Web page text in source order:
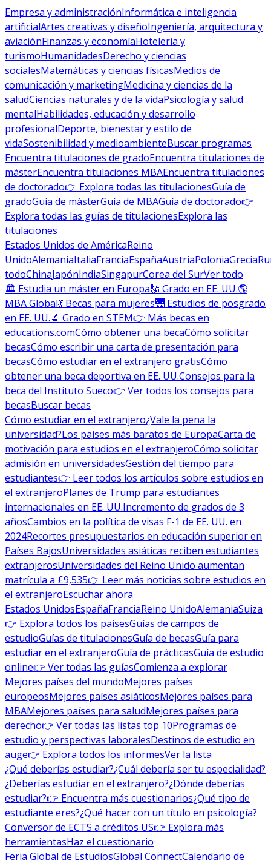
Empresa y administraciónInformática e inteligencia
artificialArtes creativas y diseñoIngeniería, arquitectura y
aviaciónFinanzas y economíaHotelería y
turismoHumanidadesDerecho y ciencias
socialesMatemáticas y ciencias físicasMedios de
comunicación y marketingMedicina y ciencias de la
saludCiencias naturales y de la vidaPsicología y salud
mentalHabilidades, educación y desarrollo
profesionalDeporte, bienestar y estilo de
vidaSostenibilidad y medioambienteBuscar programas
Encuentra titulaciones de gradoEncuentra titulaciones de
másterEncuentra titulaciones MBAEncuentra titulaciones
de doctorado👉 Explora todas las titulacionesGuía de
gradoGuía de másterGuía de MBAGuía de doctorado👉
Explora todas las guías de titulacionesExplora las
titulaciones
Estados Unidos de AméricaReino
UnidoAlemaniaItaliaFranciaEspañaAustriaPoloniaGrecia
todoChinaJapónIndiaSingapurCorea del SurVer todo
🏛 Estudia un máster en Europa🗽 Grado en EE. UU.🌎
MBA Global💃 Becas para mujeres🌉 Estudios de posgrado
en EE. UU.🔬 Grado en STEM👉 Más becas en
educations.comCómo obtener una becaCómo solicitar
becasCómo escribir una carta de presentación para
becasCómo estudiar en el extranjero gratisCómo
obtener una beca deportiva en EE. UU.Consejos para la
beca del Instituto Sueco👉 Ver todos los consejos para
becasBuscar becas
Cómo estudiar en el extranjero¿Vale la pena la
universidad?Los países más baratos de EuropaCarta de
motivación para estudios en el extranjeroCómo solicitar
admisión en universidadesGestión del tiempo para
estudiantes👉 Leer todos los artículos sobre estudios en
el extranjeroPlanes de Trump para estudiantes
internacionales en EE. UU.Incremento de grados de 3
añosCambios en la política de visas F-1 de EE. UU. en
2024Recortes presupuestarios en educación superior en
Países BajosUniversidades asiáticas reciben estudiantes
extranjerosUniversidades del Reino Unido aumentan
matrícula a £9,535👉 Leer más noticias sobre estudios en
el extranjeroEscuchar ahora
Estados UnidosEspañaFranciaReino UnidoAlemaniaSuiza
👉 Explora todos los paísesGuías de campos de
estudioGuías de titulacionesGuía de becasGuía para
estudiar en el extranjeroGuía de prácticasGuía de estudio
online👉 Ver todas las guíasComienza a explorar
Mejores países del mundoMejores países
europeosMejores países asiáticosMejores países para
MBAMejores países para saludMejores países para
derecho👉 Ver todas las listas top 10Programas de
estudio y perspectivas laboralesDestinos de estudio en
auge👉 Explora todos los informesVer la lista
¿Qué deberías estudiar?¿Cuál debería ser tu especialidad?
¿Deberías estudiar en el extranjero?¿Dónde deberías
estudiar?👉 Encuentra más cuestionarios¿Qué tipo de
estudiante eres?¿Qué hacer con un título en psicología?
Conversor de ECTS a créditos US👉 Explora más
herramientasHaz el cuestionario
Feria Global de EstudiosGlobal ConnectCalendario de